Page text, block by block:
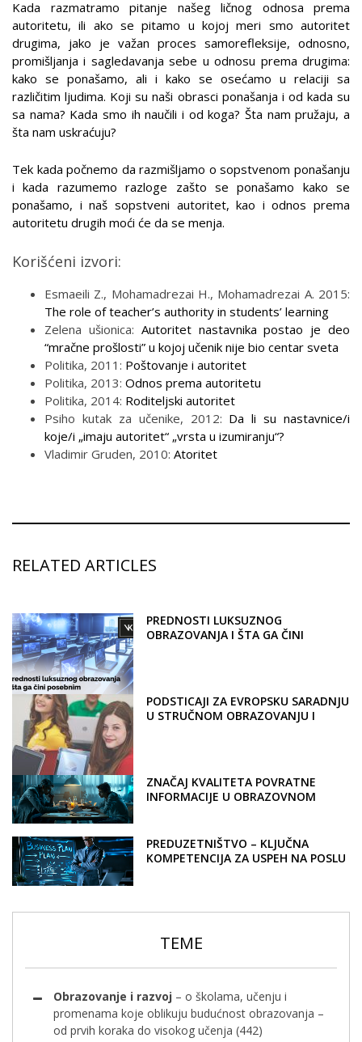
Kada razmatramo pitanje našeg ličnog odnosa prema
autoritetu, ili ako se pitamo u kojoj meri smo autoritet
drugima, jako je važan proces samorefleksije, odnosno,
promišljanja i sagledavanja sebe u odnosu prema drugima:
kako se ponašamo, ali i kako se osećamo u relaciji sa
različitim ljudima. Koji su naši obrasci ponašanja i od kada su
sa nama? Kada smo ih naučili i od koga? Šta nam pružaju, a
šta nam uskraćuju?
Tek kada počnemo da razmišljamo o sopstvenom ponašanju
i kada razumemo razloge zašto se ponašamo kako se
ponašamo, i naš sopstveni autoritet, kao i odnos prema
autoritetu drugih moći će da se menja.
Korišćeni izvori:
Esmaeili Z., Mohamadrezai H., Mohamadrezai A. 2015:
The role of teacher’s authority in students’ learning
Zelena ušionica: Autoritet nastavnika postao je deo
“mračne prošlosti” u kojoj učenik nije bio centar sveta
Politika, 2011: Poštovanje i autoritet
Politika, 2013: Odnos prema autoritetu
Politika, 2014: Roditeljski autoritet
Psiho kutak za učenike, 2012: Da li su nastavnice/i
koje/i „imaju autoritet“ „vrsta u izumiranju“?
Vladimir Gruden, 2010: Atoritet
RELATED ARTICLES
PREDNOSTI LUKSUZNOG
OBRAZOVANJA I ŠTA GA ČINI
PODSTICAJI ZA EVROPSKU SARADNJU
U STRUČNOM OBRAZOVANJU I
ZNAČAJ KVALITETA POVRATNE
INFORMACIJE U OBRAZOVNOM
PREDUZETNIŠTVO – KLJUČNA
KOMPETENCIJA ZA USPEH NA POSLU
TEME
Obrazovanje i razvoj – o školama, učenju i
promenama koje oblikuju budućnost obrazovanja –
od prvih koraka do visokog učenja (442)